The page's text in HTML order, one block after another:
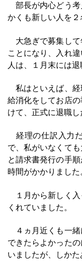
部長が内心どう考
かくも新しい人を２
大急ぎで募集して
ことになり、入れ
人は、１月末には退
私はといえば、経
給消化をしてお店
けて、正式に退職し
経理の仕訳入力
で、私がいなくて
と請求書発行の手
時間がかかりました
１月から新しく入
くれていました。
４ヵ月近くも一緒
できたらよかった
いましたが、しかた